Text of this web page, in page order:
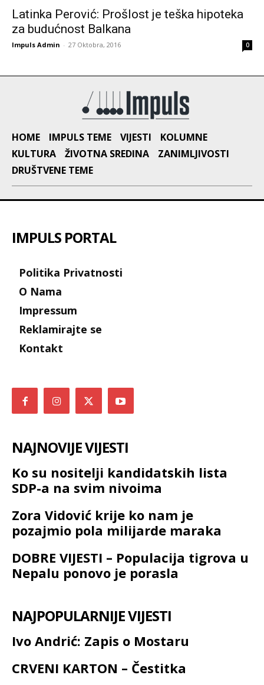
Latinka Perović: Prošlost je teška hipoteka
za budućnost Balkana
Impuls Admin - 27 Oktobra, 2016 0
HOME IMPULS TEME VIJESTI
KOLUMNE
KULTURA
ŽIVOTNA SREDINA
ZANIMLJIVOSTI
DRUŠTVENE TEME
IMPULS PORTAL
Politika Privatnosti
O Nama
Impressum
Reklamirajte se
Kontakt
NAJNOVIJE VIJESTI
Ko su nositelji kandidatskih lista
SDP-a na svim nivoima
Zora Vidović krije ko nam je
pozajmio pola milijarde maraka
DOBRE VIJESTI – Populacija tigrova u
Nepalu ponovo je porasla
NAJPOPULARNIJE VIJESTI
Ivo Andrić: Zapis o Mostaru
CRVENI KARTON – Čestitka